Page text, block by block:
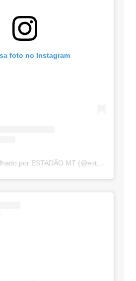
foto no Instagram
Um post compartilhado por ESTADÃO MT (@estadaomt)